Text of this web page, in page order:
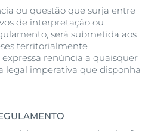
ou questão que surja entre
de interpretação ou
será submetida aos
territorialmente
renúncia a quaisquer
legal imperativa que disponha